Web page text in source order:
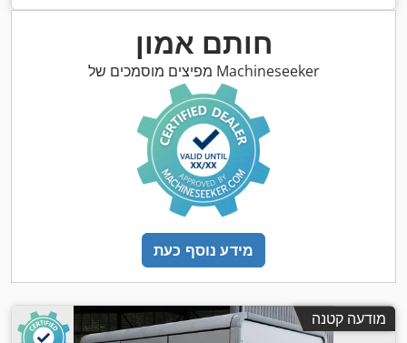
חותם אמון
מפיצים מוסמכים של Machineseeker
מידע נוסף כעת
מודעה קטנה